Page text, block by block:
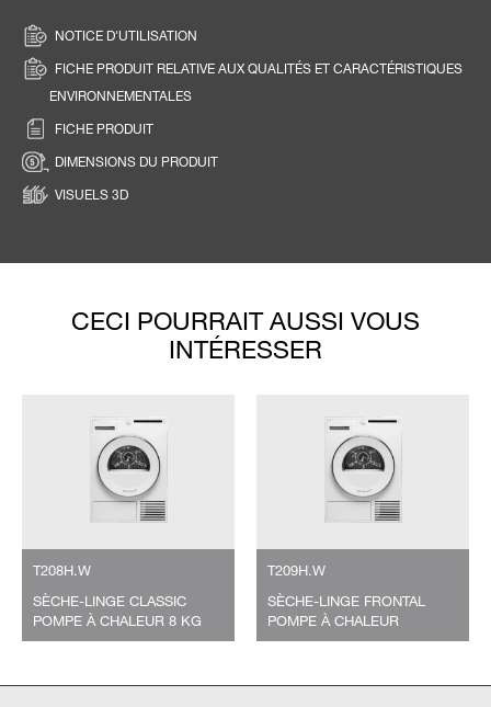
NOTICE D'UTILISATION
FICHE PRODUIT RELATIVE AUX QUALITÉS ET CARACTÉRISTIQUES
ENVIRONNEMENTALES
FICHE PRODUIT
DIMENSIONS DU PRODUIT
VISUELS 3D
CECI POURRAIT AUSSI VOUS
INTÉRESSER
T208H.W
SÈCHE-LINGE CLASSIC
POMPE À CHALEUR 8 KG
T209H.W
SÈCHE-LINGE FRONTAL
POMPE À CHALEUR